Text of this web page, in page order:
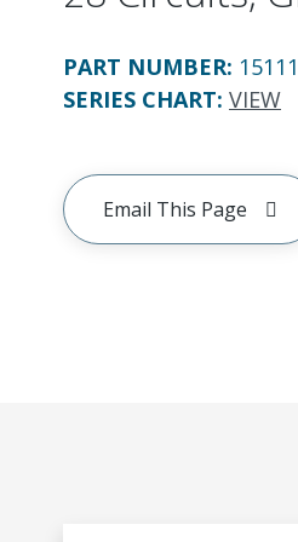
PART NUMBER:
SERIES CHART: VIEW
Email This Page